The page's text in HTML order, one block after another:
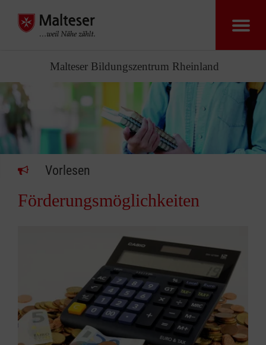
Malteser Bildungszentrum Rheinland
Vorlesen
Förderungsmöglichkeiten